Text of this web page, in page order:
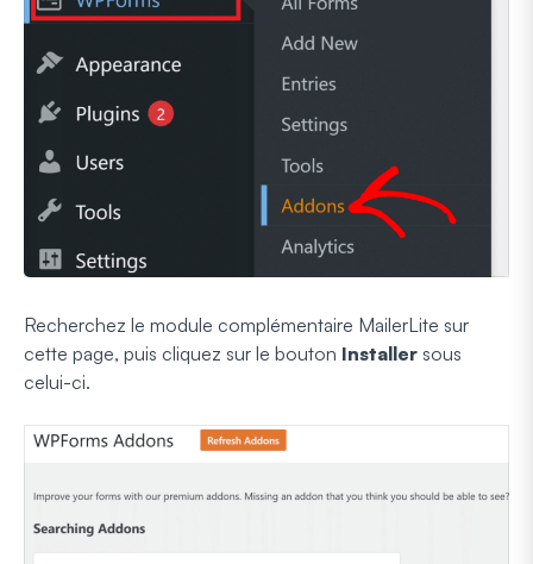
Recherchez le module complémentaire MailerLite sur
cette page, puis cliquez sur le bouton Installer sous
celui-ci.